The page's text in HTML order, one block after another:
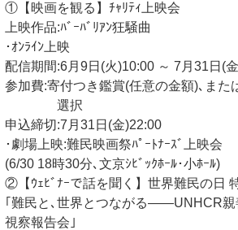
①【映画を観る】ﾁｬﾘﾃｨ上映会
上映作品:ﾊﾞｰﾊﾞﾘｱﾝ狂騒曲
･ｵﾝﾗｲﾝ上映
配信期間:6月9日(火)10:00 ～ 7月31日(
参加費:寄付つき鑑賞(任意の金額)､また
選択
申込締切:7月31日(金)22:00
･劇場上映:難民映画祭ﾊﾟｰﾄﾅｰｽﾞ上映会
(6/30 18時30分､文京ｼﾋﾞｯｸﾎｰﾙ･小ﾎｰﾙ)
②【ｳｪﾋﾞﾅｰで話を聞く】世界難民の日
｢難民と､世界とつながる――UNHCR親
視察報告会｣